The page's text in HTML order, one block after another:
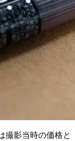
撮影当時の価格と